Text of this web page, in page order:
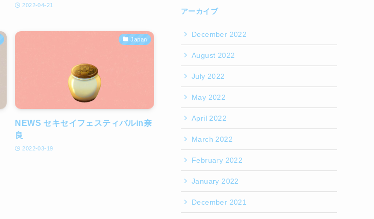
2022-04-21
Japan
NEWS セキセイフェスティバルin奈
良
2022-03-19
アーカイブ
December 2022
August 2022
July 2022
May 2022
April 2022
March 2022
February 2022
January 2022
December 2021